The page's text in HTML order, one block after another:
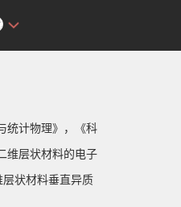
统计物理》，《科
维层状材料的电子
状材料垂直异质